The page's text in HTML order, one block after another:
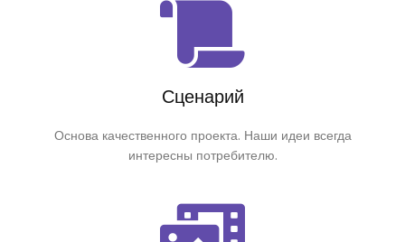
Сценарий
Основа качественного проекта. Наши идеи всегда
интересны потребителю.